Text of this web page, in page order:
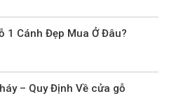
1 Cánh Đẹp Mua Ở Đâu?
– Quy Định Về cửa gỗ